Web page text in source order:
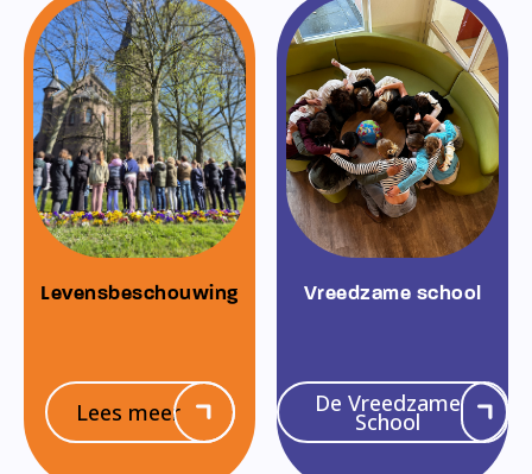
Levensbeschouwing
Lees meer
Vreedzame school
De Vreedzame
School